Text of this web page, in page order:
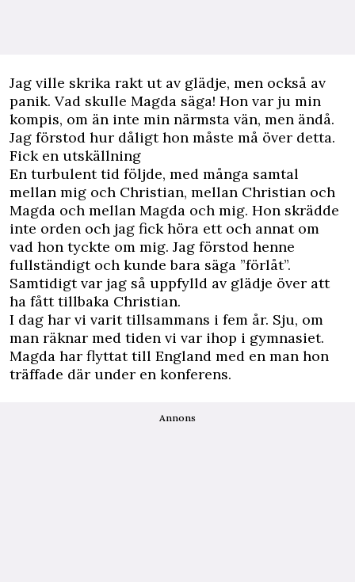
Jag ville skrika rakt ut av glädje, men också av
panik. Vad skulle Magda säga! Hon var ju min
kompis, om än inte min närmsta vän, men ändå.
Jag förstod hur dåligt hon måste må över detta.
Fick en utskällning
En turbulent tid följde, med många samtal
mellan mig och Christian, mellan Christian och
Magda och mellan Magda och mig. Hon skrädde
inte orden och jag fick höra ett och annat om
vad hon tyckte om mig. Jag förstod henne
fullständigt och kunde bara säga ”förlåt”.
Samtidigt var jag så uppfylld av glädje över att
ha fått tillbaka Christian.
I dag har vi varit tillsammans i fem år. Sju, om
man räknar med tiden vi var ihop i gymnasiet.
Magda har flyttat till England med en man hon
träffade där under en konferens.
Annons